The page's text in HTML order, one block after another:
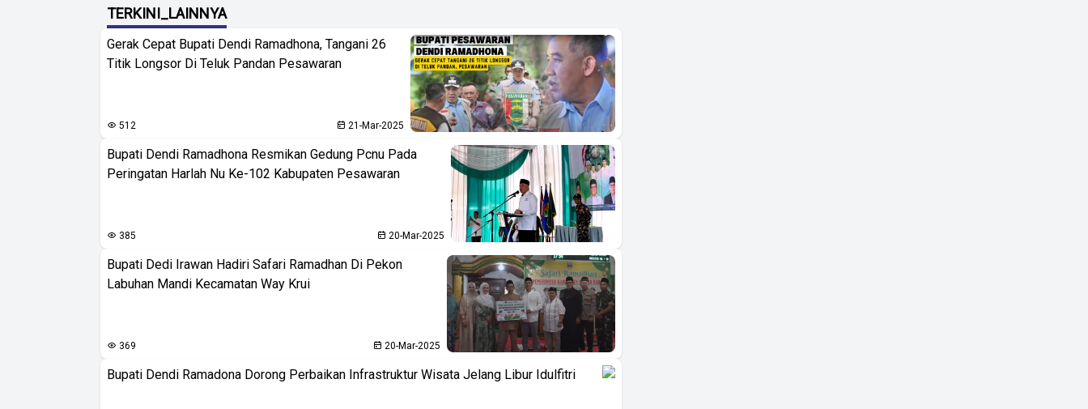
TERKINI_LAINNYA
Gerak Cepat Bupati Dendi Ramadhona, Tangani 26
Titik Longsor Di Teluk Pandan Pesawaran
512 21-Mar-2025
Bupati Dendi Ramadhona Resmikan Gedung Pcnu Pada
Peringatan Harlah Nu Ke-102 Kabupaten Pesawaran
385 20-Mar-2025
Bupati Dedi Irawan Hadiri Safari Ramadhan Di Pekon
Labuhan Mandi Kecamatan Way Krui
369 20-Mar-2025
Bupati Dendi Ramadona Dorong Perbaikan Infrastruktur Wisata Jelang Libur Idulfitri